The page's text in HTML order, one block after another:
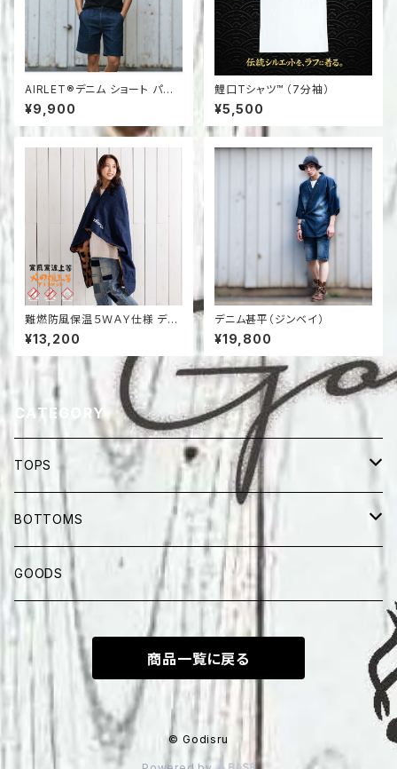
AIRLET®デニム ショート パン
ツ（NAVY）
¥9,900
鯉口Tシャツ™ （7分袖）
¥5,500
難燃防風保温５ＷＡＹ仕様 デニ
ム ブランケット
¥13,200
デニム甚平（ジンベイ）
¥19,800
CATEGORY
TOPS
半纏
SHORT SLEEVES
LONG SLEEVES
BOTTOMS
LONG PANTS
GOODS
商品一覧に戻る
© Godisru